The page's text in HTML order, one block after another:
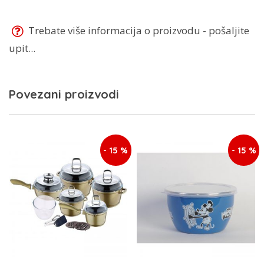
Trebate više informacija o proizvodu - pošaljite
upit...
Povezani proizvodi
- 15 % - 15 %